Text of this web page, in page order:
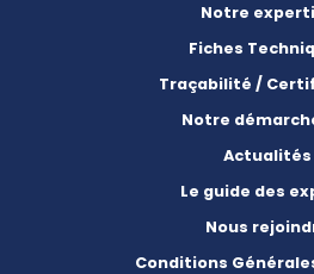
Notre
Fiches
Traçabilité /
Notre
Actualités
Le guide des
Nous
Conditions